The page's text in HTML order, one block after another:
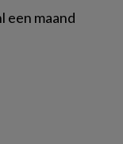
een maand